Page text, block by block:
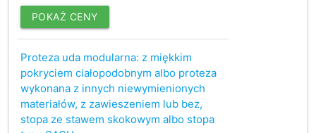
POKAŻ CENY
Proteza uda modularna: z miękkim
pokryciem ciałopodobnym albo proteza
wykonana z innych niewymienionych
materiałów, z zawieszeniem lub bez,
stopa ze stawem skokowym albo stopa